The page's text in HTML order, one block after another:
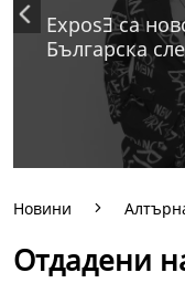
ExposƎ са
Българска
Новини
Отдадени